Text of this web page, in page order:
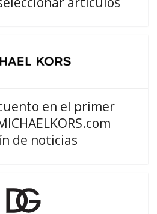
en el primer
de noticias